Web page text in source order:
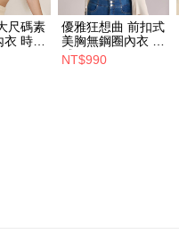
尺碼素
衣 時尚
優雅狂想曲 前扣式
美胸無鋼圈內衣 性
感黑(A-E)
NT$990